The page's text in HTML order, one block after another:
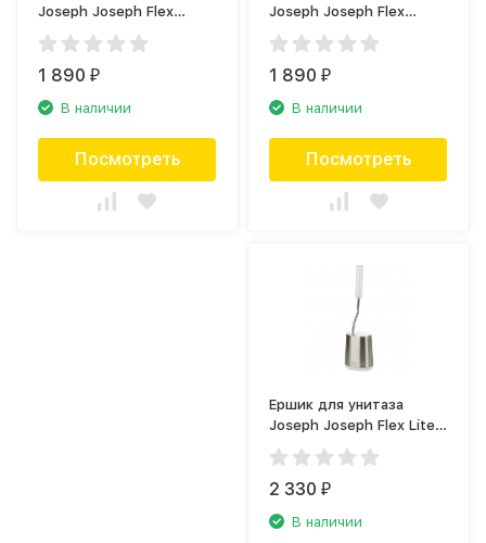
Joseph Joseph Flex
70546
1 890₽
В наличии
Посмотреть
Joseph Joseph Flex
70522
1 890₽
В наличии
Посмотреть
Ершик для унитаза
Joseph Joseph Flex Lite
70561
2 330₽
В наличии